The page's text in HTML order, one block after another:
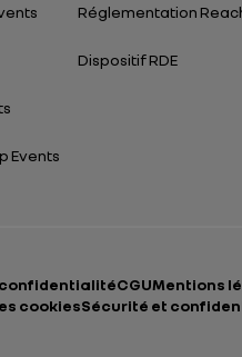
Events
Réglementation
Dispositif RDE
CGUMentions
cookiesSécurité et